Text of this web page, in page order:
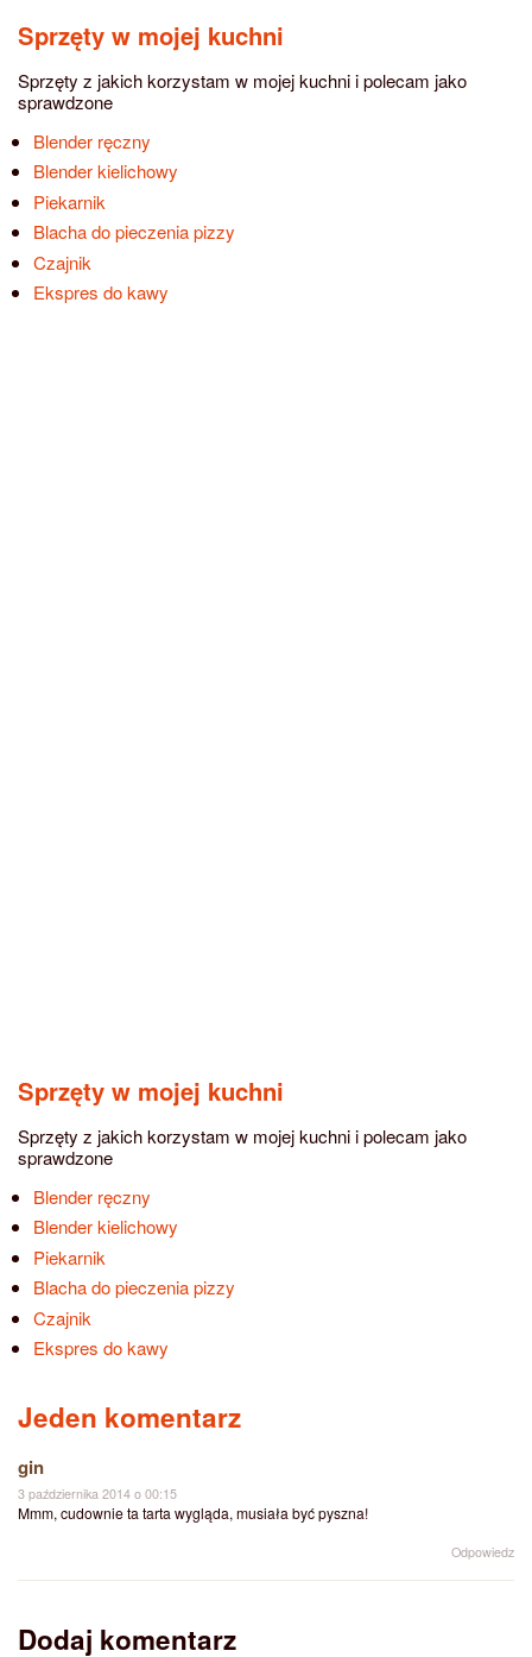
Sprzęty w mojej kuchni
Sprzęty z jakich korzystam w mojej kuchni i polecam jako
sprawdzone
Blender ręczny
Blender kielichowy
Piekarnik
Blacha do pieczenia pizzy
Czajnik
Ekspres do kawy
Sprzęty w mojej kuchni
Sprzęty z jakich korzystam w mojej kuchni i polecam jako
sprawdzone
Blender ręczny
Blender kielichowy
Piekarnik
Blacha do pieczenia pizzy
Czajnik
Ekspres do kawy
Jeden komentarz
gin
3 października 2014 o 00:15
Mmm, cudownie ta tarta wygląda, musiała być pyszna!
Odpowiedz
Dodaj komentarz